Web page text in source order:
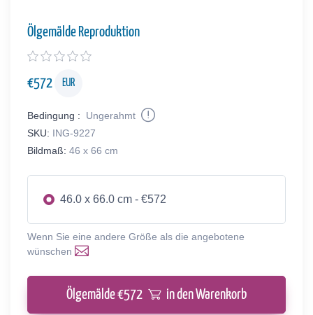
Ölgemälde Reproduktion
€572 EUR
Bedingung :
Ungerahmt
SKU: ING-9227
Bildmaß: 46 x 66 cm
46.0 x 66.0 cm - €572
Wenn Sie eine andere Größe als die angebotene
wünschen
Ölgemälde €572 in den Warenkorb